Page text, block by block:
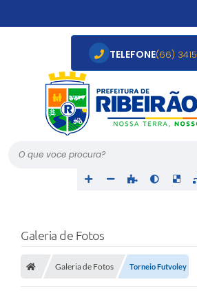
O que voce procura?
TELEFONE(66)
Galeria de Fotos
Galeria de Fotos Torneio Futvoley